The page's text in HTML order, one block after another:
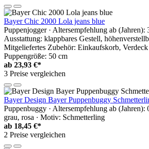
Bayer Chic 2000 Lola jeans blue
Puppenjogger · Altersempfehlung ab (Jahren):
Ausstattung: klappbares Gestell,
Mitgeliefertes Zubehör: Einkaufskorb, Verdeck
Puppengröße: 50 cm
ab 23,93 €*
3 Preise vergleichen
Bayer Design Bayer Puppenbuggy
Puppenbuggy · Altersempfehlung ab (Jahren):
grau, rosa · Motiv: Schmetterling
ab 18,45 €*
2 Preise vergleichen